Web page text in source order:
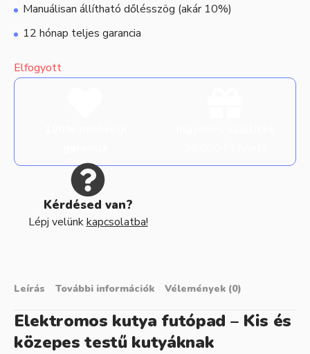
Manuálisan állítható dőlésszög (akár 10%)
12 hónap teljes garancia
Elfogyott
Kérdésed van?
Lépj velünkkapcsolatba!
Leírás További információk Vélemények (0)
Elektromos kutya futópad – Kis és
közepes testű kutyáknak